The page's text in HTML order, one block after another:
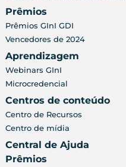
Prêmios
Prêmios GInI GDI
Vencedores de 2024
Aprendizagem
Webinars GInI
Microcredencial
Centros de conteúdo
Centro de Recursos
Centro de mídia
Central de Ajuda
Prêmios